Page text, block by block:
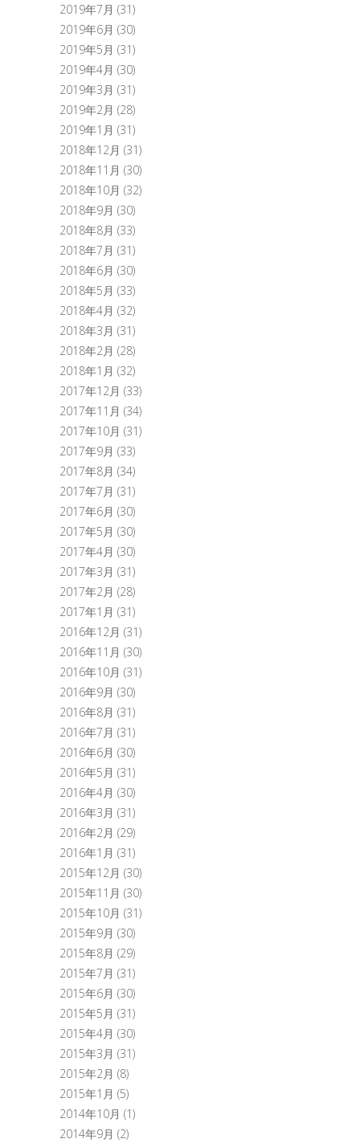
2019年7月 (31)
2019年6月 (30)
2019年5月 (31)
2019年4月 (30)
2019年3月 (31)
2019年2月 (28)
2019年1月 (31)
2018年12月 (31)
2018年11月 (30)
2018年10月 (32)
2018年9月 (30)
2018年8月 (33)
2018年7月 (31)
2018年6月 (30)
2018年5月 (33)
2018年4月 (32)
2018年3月 (31)
2018年2月 (28)
2018年1月 (32)
2017年12月 (33)
2017年11月 (34)
2017年10月 (31)
2017年9月 (33)
2017年8月 (34)
2017年7月 (31)
2017年6月 (30)
2017年5月 (30)
2017年4月 (30)
2017年3月 (31)
2017年2月 (28)
2017年1月 (31)
2016年12月 (31)
2016年11月 (30)
2016年10月 (31)
2016年9月 (30)
2016年8月 (31)
2016年7月 (31)
2016年6月 (30)
2016年5月 (31)
2016年4月 (30)
2016年3月 (31)
2016年2月 (29)
2016年1月 (31)
2015年12月 (30)
2015年11月 (30)
2015年10月 (31)
2015年9月 (30)
2015年8月 (29)
2015年7月 (31)
2015年6月 (30)
2015年5月 (31)
2015年4月 (30)
2015年3月 (31)
2015年2月 (8)
2015年1月 (5)
2014年10月 (1)
2014年9月 (2)